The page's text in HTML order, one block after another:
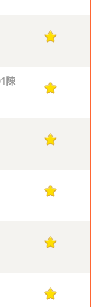
1
陳
1
1
1
1
1